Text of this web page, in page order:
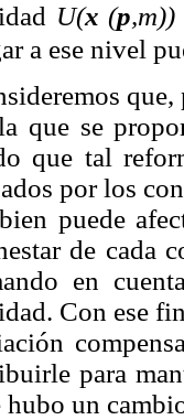
U(x (p
a ese nivel
que se
que tal
por los
puede
de cada
en
Con ese
para
hubo un